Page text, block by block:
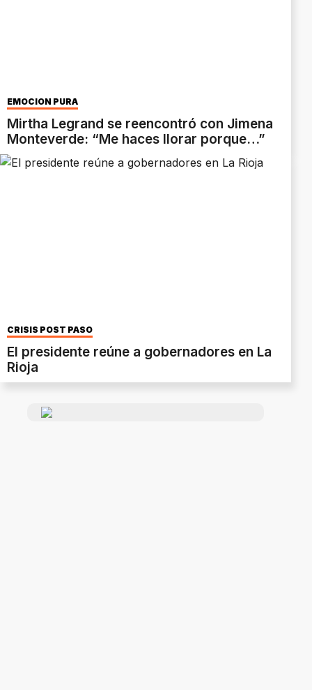
EMOCIÓN PURA
Mirtha Legrand se reencontró con Jimena
Monteverde: “Me haces llorar porque…”
CRISIS POST PASO
El presidente reúne a gobernadores en La
Rioja